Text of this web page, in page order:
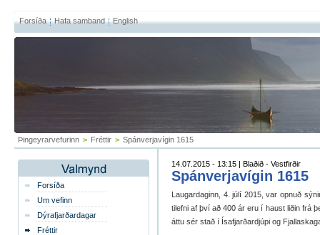
Forsíða Hafa samband English
Þingeyrarvefurinn > Fréttir > Spánverjavígin 1615
Forsíða
Um vefinn
Dýrafjarðardagar
Fréttir
14.07.2015 - 13:15 | Blaðið - Vestfirðir
Spánverjavígin 1615
Laugardaginn, 4. júlí 2015, var opnuð
tilefni af því að 400 ár eru í haust liðin frá
áttu sér stað í Ísafjarðardjúpi og